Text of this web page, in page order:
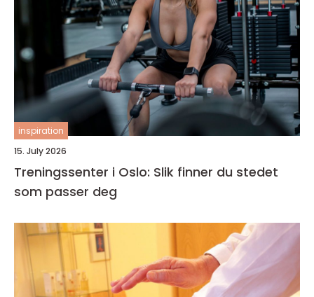
inspiration
15. July 2026
Treningssenter i Oslo: Slik finner du stedet
som passer deg